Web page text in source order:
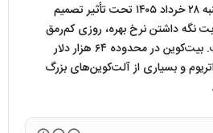
بازار رمزارزها امروز پنجشنبه ۲۸ خرداد ۱۴۰۵ تحت تأثیر تصمیم
نگه داشتن نرخ بهره، روزی کم‌رمق
را پشت سر گذاشته است. بیت‌کوین در محدوده ۶۴ هزار دلار
و بسیاری از آلت‌کوین‌های بزرگ